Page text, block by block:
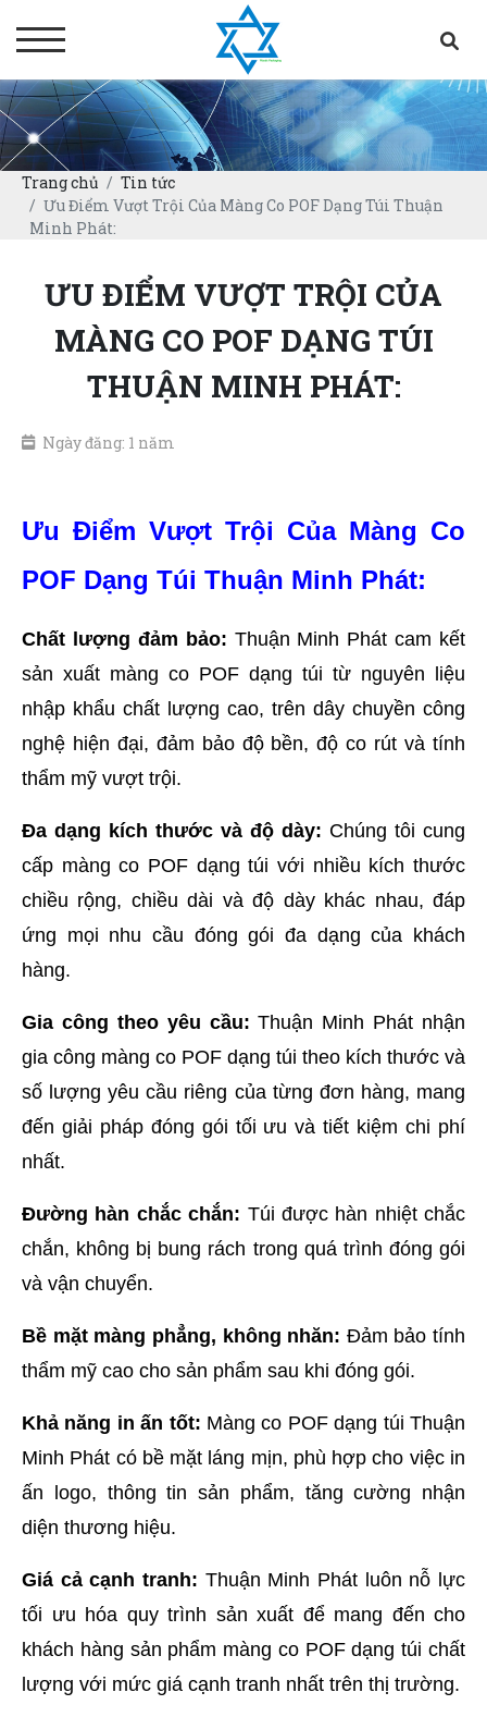
Trang chủ
Tin tức
Ưu Điểm Vượt Trội Của Màng Co POF Dạng Túi Thuận
Minh Phát:
ƯU ĐIỂM VƯỢT TRỘI CỦA
MÀNG CO POF DẠNG TÚI
THUẬN MINH PHÁT:
Ngày đăng: 1 năm
Ưu Điểm Vượt Trội Của Màng Co
POF Dạng Túi Thuận Minh Phát:
Chất lượng đảm bảo: Thuận Minh Phát cam kết
sản xuất màng co POF dạng túi từ nguyên liệu
nhập khẩu chất lượng cao, trên dây chuyền công
nghệ hiện đại, đảm bảo độ bền, độ co rút và tính
thẩm mỹ vượt trội.
Đa dạng kích thước và độ dày: Chúng tôi cung
cấp màng co POF dạng túi với nhiều kích thước
chiều rộng, chiều dài và độ dày khác nhau, đáp
ứng mọi nhu cầu đóng gói đa dạng của khách
hàng.
Gia công theo yêu cầu: Thuận Minh Phát nhận
gia công màng co POF dạng túi theo kích thước và
số lượng yêu cầu riêng của từng đơn hàng, mang
đến giải pháp đóng gói tối ưu và tiết kiệm chi phí
nhất.
Đường hàn chắc chắn: Túi được hàn nhiệt chắc
chắn, không bị bung rách trong quá trình đóng gói
và vận chuyển.
Bề mặt màng phẳng, không nhăn: Đảm bảo tính
thẩm mỹ cao cho sản phẩm sau khi đóng gói.
Khả năng in ấn tốt: Màng co POF dạng túi Thuận
Minh Phát có bề mặt láng mịn, phù hợp cho việc in
ấn logo, thông tin sản phẩm, tăng cường nhận
diện thương hiệu.
Giá cả cạnh tranh: Thuận Minh Phát luôn nỗ lực
tối ưu hóa quy trình sản xuất để mang đến cho
khách hàng sản phẩm màng co POF dạng túi chất
lượng với mức giá cạnh tranh nhất trên thị trường.